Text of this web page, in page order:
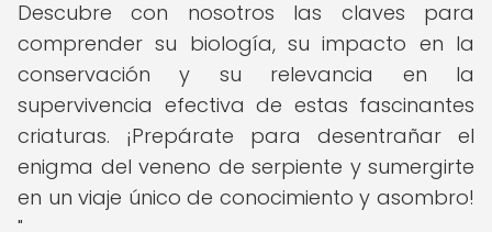
Descubre con nosotros las claves para
comprender su biología, su impacto en la
conservación y su relevancia en la
supervivencia efectiva de estas fascinantes
criaturas. ¡Prepárate para desentrañar el
enigma del veneno de serpiente y sumergirte
en un viaje único de conocimiento y asombro!